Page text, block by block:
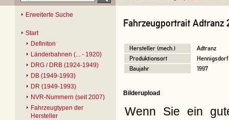
Erweiterte Suche
Start
Definiton
Länderbahnen (... - 1920)
DRG / DRB (1924-1949)
DB (1949-1993)
DR (1949-1993)
NVR-Nummern (seit 2007)
Fahrzeugtypen der
Hersteller
Fahrzeugportrait Adtranz
Hersteller (mech.)
Adtranz
Produktionsort
Hennigsdorf
Baujahr
1997
Bilderupload
Wenn Sie ein